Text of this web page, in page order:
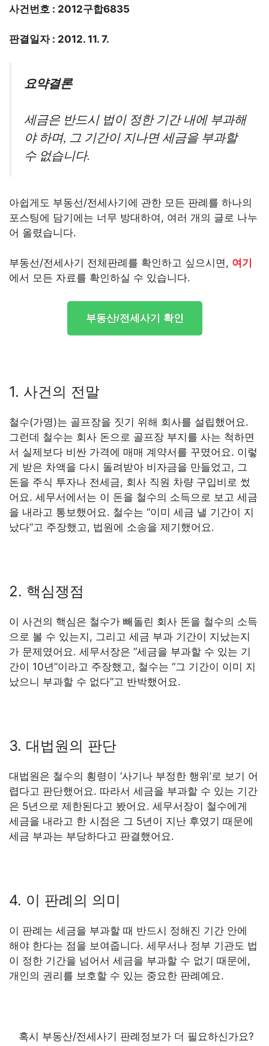
사건번호 : 2012구합6835
판결일자 : 2012. 11. 7.
요약결론
세금은 반드시 법이 정한 기간 내에 부과해
야 하며, 그 기간이 지나면 세금을 부과할
수 없습니다.
아쉽게도 부동선/전세사기에 관한 모든 판례를 하나의
포스팅에 담기에는 너무 방대하여, 여러 개의 글로 나누
어 올렸습니다.
부동선/전세사기 전체판례를 확인하고 싶으시면, 여기
에서 모든 자료를 확인하실 수 있습니다.
부동산/전세사기 확인
1. 사건의 전말
철수(가명)는 골프장을 짓기 위해 회사를 설립했어요.
그런데 철수는 회사 돈으로 골프장 부지를 사는 척하면
서 실제보다 비싼 가격에 매매 계약서를 꾸몄어요. 이렇
게 받은 차액을 다시 돌려받아 비자금을 만들었고, 그
돈을 주식 투자나 전세금, 회사 직원 차량 구입비로 썼
어요. 세무서에서는 이 돈을 철수의 소득으로 보고 세금
을 내라고 통보했어요. 철수는 “이미 세금 낼 기간이 지
났다”고 주장했고, 법원에 소송을 제기했어요.
2. 핵심쟁점
이 사건의 핵심은 철수가 빼돌린 회사 돈을 철수의 소득
으로 볼 수 있는지, 그리고 세금 부과 기간이 지났는지
가 문제였어요. 세무서장은 “세금을 부과할 수 있는 기
간이 10년”이라고 주장했고, 철수는 “그 기간이 이미 지
났으니 부과할 수 없다”고 반박했어요.
3. 대법원의 판단
대법원은 철수의 횡령이 ‘사기나 부정한 행위’로 보기 어
렵다고 판단했어요. 따라서 세금을 부과할 수 있는 기간
은 5년으로 제한된다고 봤어요. 세무서장이 철수에게
세금을 내라고 한 시점은 그 5년이 지난 후였기 때문에
세금 부과는 부당하다고 판결했어요.
4. 이 판례의 의미
이 판례는 세금을 부과할 때 반드시 정해진 기간 안에
해야 한다는 점을 보여줍니다. 세무서나 정부 기관도 법
이 정한 기간을 넘어서 세금을 부과할 수 없기 때문에,
개인의 권리를 보호할 수 있는 중요한 판례예요.
혹시 부동산/전세사기 판례정보가 더 필요하신가요?